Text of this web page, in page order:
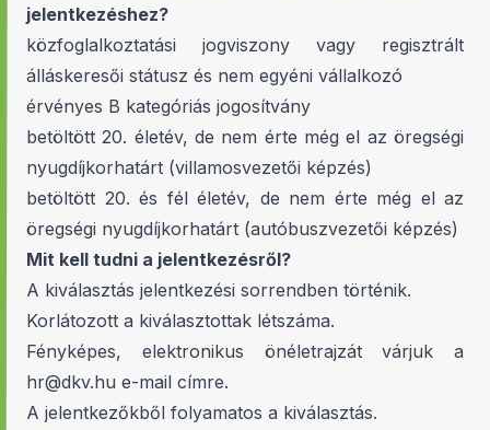
jelentkezéshez?
közfoglalkoztatási jogviszony vagy regisztrált
álláskeresői státusz és nem egyéni vállalkozó
érvényes B kategóriás jogosítvány
betöltött 20. életév, de nem érte még el az öregségi
nyugdíjkorhatárt (villamosvezetői képzés)
betöltött 20. és fél életév, de nem érte még el az
öregségi nyugdíjkorhatárt (autóbuszvezetői képzés)
Mit kell tudni a jelentkezésről?
A kiválasztás jelentkezési sorrendben történik.
Korlátozott a kiválasztottak létszáma.
Fényképes, elektronikus önéletrajzát várjuk a
hr@dkv.hu e-mail címre.
A jelentkezőkből folyamatos a kiválasztás.